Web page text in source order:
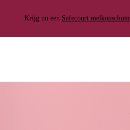
verzending
voor
Krijg nu een Safecourt